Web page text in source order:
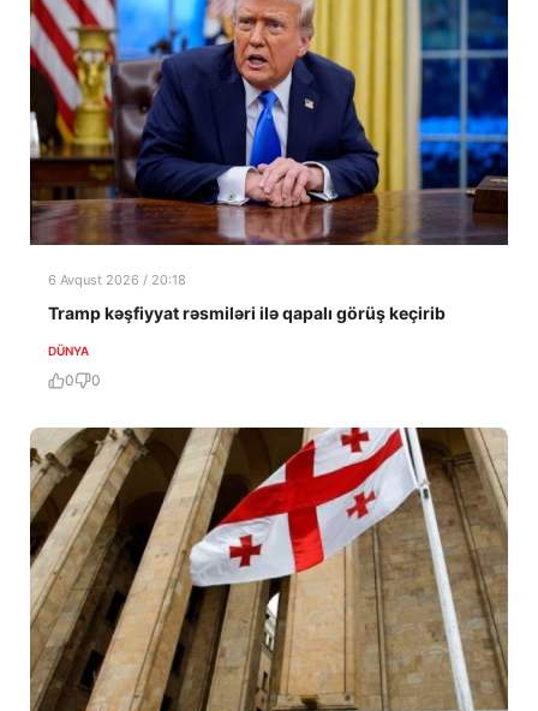
6 Avqust 2026 / 20:18
Tramp kəşfiyyat rəsmiləri ilə qapalı görüş keçirib
DÜNYA
0 0